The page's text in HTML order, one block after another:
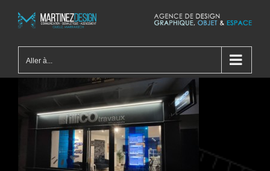
contenu
Aller à...